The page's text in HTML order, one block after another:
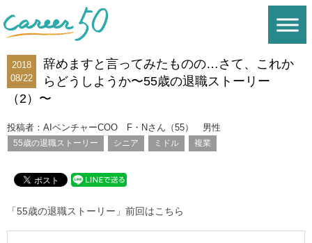
2018
08/22
辞めますと言ってみたものの…さて、これか
らどうしようか〜55歳の退職ストーリー
（2）〜
投稿者：AIベンチャーCOO F・Nさん（55） 男性
55歳の退職ストーリー シニア ミドル 複業
「55歳の退職ストーリー」前回はこちら